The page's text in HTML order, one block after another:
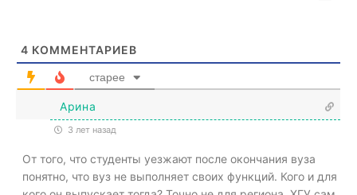
4 КОММЕНТАРИЕВ
старее
Арина
3 лет назад
От того, что студенты уезжают после окончания вуза
понятно, что вуз не выполняет своих функций. Кого и для